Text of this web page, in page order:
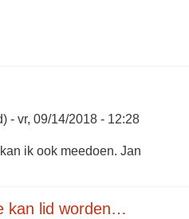
vr, 09/14/2018 - 12:28
ik ook meedoen. Jan
kan lid worden…